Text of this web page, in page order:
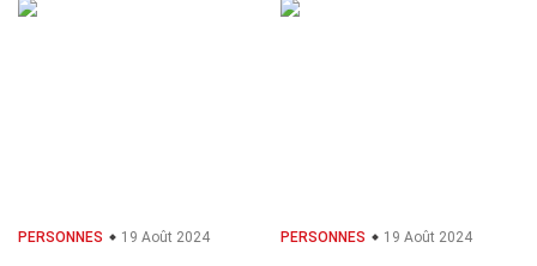
PERSONNES 19 Août 2024 PERSONNES 19 Août 2024